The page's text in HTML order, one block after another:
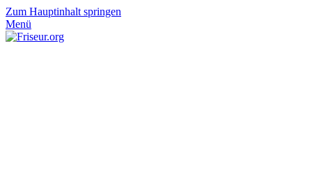
Zum Hauptinhalt springen
Menü